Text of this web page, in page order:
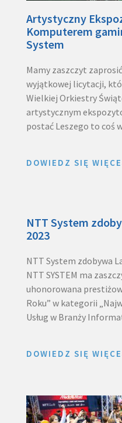
Artystyczny
Komputerem
System
Mamy zaszczyt
wyjątkowej licytacji,
Wielkiej Orkiestry
artystycznym
postać Leszego to coś
DOWIEDZ SIĘ
NTT System
2023
NTT System zdobywa
NTT SYSTEM ma
uhonorowana
Roku” w kategorii
Usług w Branży
DOWIEDZ SIĘ